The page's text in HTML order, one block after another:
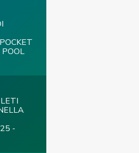
-